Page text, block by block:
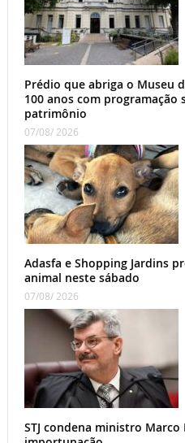
Prédio que abriga o Museu
100 anos com programação
patrimônio
07/08/ 2026
Adasfa e Shopping Jardins
animal neste sábado
07/08/ 2026
STJ condena ministro